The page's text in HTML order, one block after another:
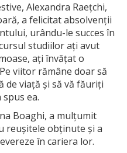
Alexandra Raețchi,
a felicitat absolvenții
urându-le succes în
studiilor ați avut
ați învățat o
viitor rămâne doar să
de viață și să vă făuriți
ea.
Boaghi, a mulțumit
reușitele obținute și a
în cariera lor.